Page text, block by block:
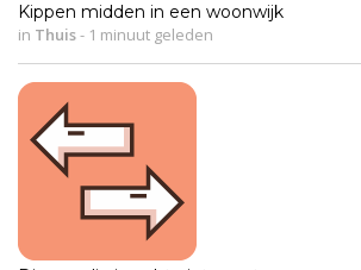
Kippen midden in een woonwijk
in Thuis- 1 minuut geleden